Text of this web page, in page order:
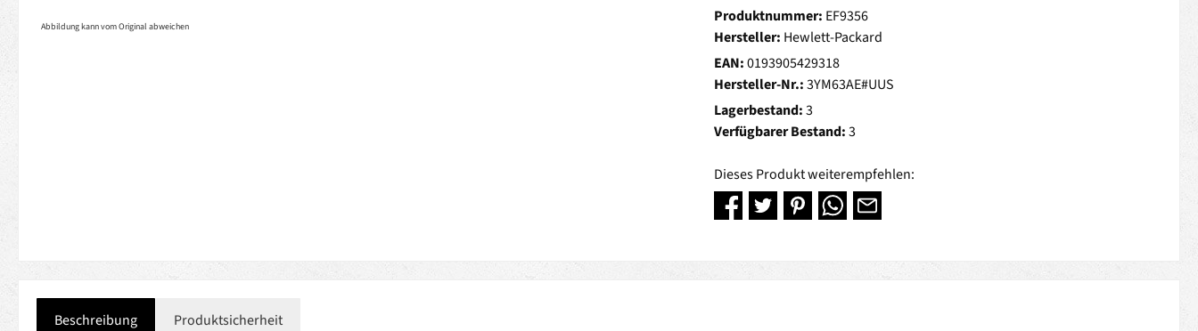
Abbildung kann vom Original abweichen
Produktnummer: EF9356
Hersteller: Hewlett-Packard
EAN:0193905429318
Hersteller-Nr.:3YM63AE#UUS
Lagerbestand:3
Verfügbarer Bestand:3
Dieses Produkt weiterempfehlen:
Beschreibung Produktsicherheit